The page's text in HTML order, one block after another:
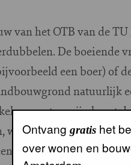
van het OTB van de
De boeiende
een boer) of
natuurlijk
zegt op zijn beurt
waarbij een
Ontvang gratis het
over wonen en